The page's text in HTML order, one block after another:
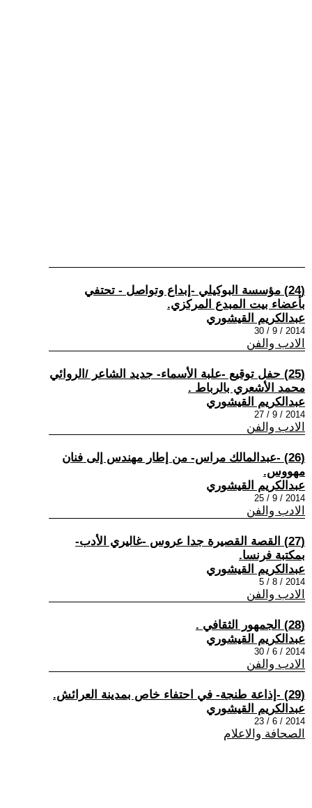
(24) مؤسسة البوكيلي -إبداع وتواصل - تحتفي
بأعضاء بيت المبدع المركزي.
عبدالكريم القيشوري
2014 / 9 / 30
الادب والفن
(25) حفل توقيع -علبة الأسماء- جديد الشاعر /الروائي
محمد الأشعري بالرباط .
عبدالكريم القيشوري
2014 / 9 / 27
الادب والفن
(26) -عبدالمالك مراس- من إطار مهندس إلى فنان
مهووس.
عبدالكريم القيشوري
2014 / 9 / 25
الادب والفن
(27) القصة القصيرة جدا عروس -غاليري الأدب-
بمكتبة فرنسا.
عبدالكريم القيشوري
2014 / 8 / 5
الادب والفن
(28) الجمهور الثقافي .
عبدالكريم القيشوري
2014 / 6 / 30
الادب والفن
(29) -إذاعة طنجة- في احتفاء خاص بمدينة العرائش.
عبدالكريم القيشوري
2014 / 6 / 23
الصحافة والاعلام